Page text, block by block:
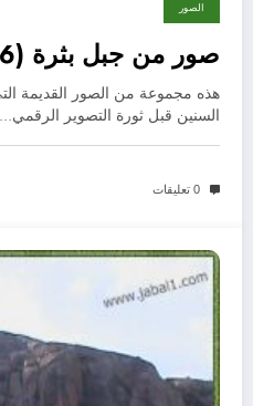
الصور
صور من جبل بثرة (6)
هذه مجموعة من الصور القديمة
السنين قبل ثورة التصوير الرقمي…
0 تعليقات